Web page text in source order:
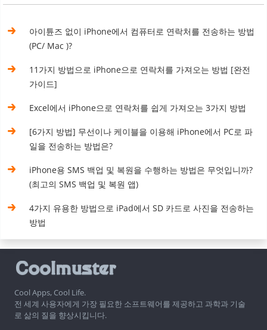
아이튠즈 없이 iPhone에서 컴퓨터로 연락처를 전송하는 방법
(PC/ Mac )?
11가지 방법으로 iPhone으로 연락처를 가져오는 방법 [완전
가이드]
Excel에서 iPhone으로 연락처를 쉽게 가져오는 3가지 방법
[6가지 방법] 무선이나 케이블을 이용해 iPhone에서 PC로 파
일을 전송하는 방법은?
iPhone용 SMS 백업 및 복원을 수행하는 방법은 무엇입니까?
(최고의 SMS 백업 및 복원 앱)
4가지 유용한 방법으로 iPad에서 SD 카드로 사진을 전송하는
방법
Cool Apps, Cool Life.
전 세계 사용자에게 가장 필요한 소프트웨어를 제공하고 과학과 기술
로 삶의 질을 향상시킵니다.